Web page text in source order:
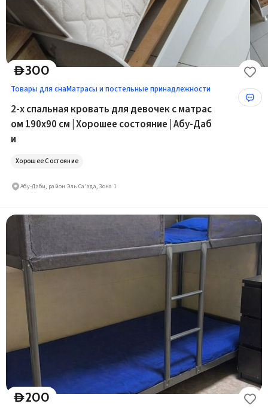
D300
Товары для снаМатрасы и постельные принадлежности
2-х спальная кровать для девочек с матрас
ом 190x90 см | Хорошее состояние | Абу-Даб
и
Хорошее Состояние
Абу-Даби, район Эль Са'ада, Зона 1
D200